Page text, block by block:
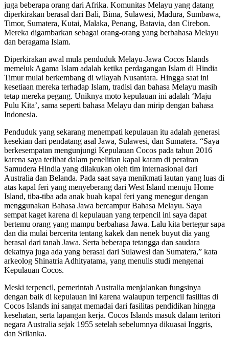
juga beberapa orang dari Afrika. Komunitas Melayu yang datang
diperkirakan berasal dari Bali, Bima, Sulawesi, Madura, Sumbawa,
Timor, Sumatera, Kutai, Malaka, Penang, Batavia, dan Cirebon.
Mereka digambarkan sebagai orang-orang yang berbahasa Melayu
dan beragama Islam.
Diperkirakan awal mula penduduk Melayu-Jawa Cocos Islands
memeluk Agama Islam adalah ketika perdagangan Islam di Hindia
Timur mulai berkembang di wilayah Nusantara. Hingga saat ini
kesetiaan mereka terhadap Islam, tradisi dan bahasa Melayu masih
tetap mereka pegang. Uniknya moto kepulauan ini adalah ‘Maju
Pulu Kita’, sama seperti bahasa Melayu dan mirip dengan bahasa
Indonesia.
Penduduk yang sekarang menempati kepulauan itu adalah generasi
kesekian dari pendatang asal Jawa, Sulawesi, dan Sumatera. “Saya
berkesempatan mengunjungi Kepulauan Cocos pada tahun 2016
karena saya terlibat dalam penelitian kapal karam di perairan
Samudera Hindia yang dilakukan oleh tim internasional dari
Australia dan Belanda. Pada saat saya menikmati lautan yang luas di
atas kapal feri yang menyeberang dari West Island menuju Home
Island, tiba-tiba ada anak buah kapal feri yang menegur dengan
menggunakan Bahasa Jawa bercampur Bahasa Melayu. Saya
sempat kaget karena di kepulauan yang terpencil ini saya dapat
bertemu orang yang mampu berbahasa Jawa. Lalu kita bertegur sapa
dan dia mulai bercerita tentang kakek dan nenek buyut dia yang
berasal dari tanah Jawa. Serta beberapa tetangga dan saudara
dekatnya juga ada yang berasal dari Sulawesi dan Sumatera,” kata
arkeolog Shinatria Adhityatama, yang menulis studi mengenai
Kepulauan Cocos.
Meski terpencil, pemerintah Australia menjalankan fungsinya
dengan baik di kepulauan ini karena walaupun terpencil fasilitas di
Cocos Islands ini sangat memadai dari fasilitas pendidikan hingga
kesehatan, serta lapangan kerja. Cocos Islands masuk dalam teritori
negara Australia sejak 1955 setelah sebelumnya dikuasai Inggris,
dan Srilanka.